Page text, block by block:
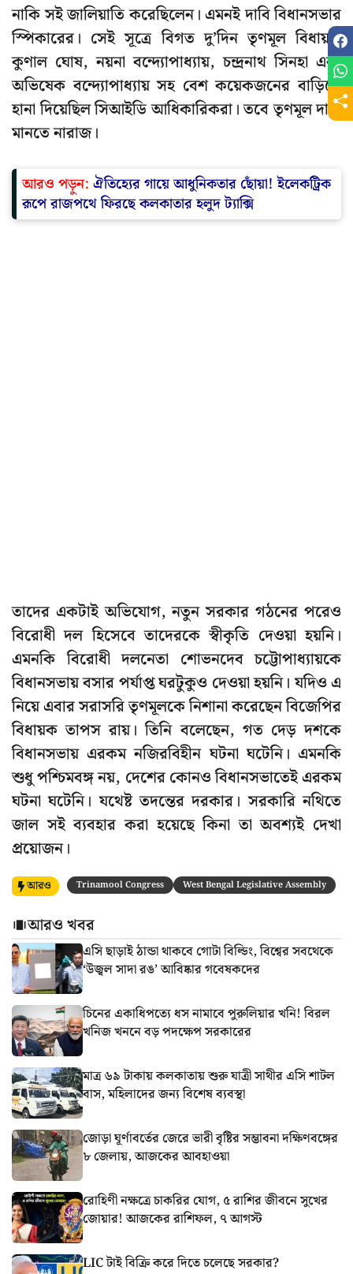
নাকি সই জালিয়াতি করেছিলেন। এমনই দাবি বিধানসভার
স্পিকারের। সেই সূত্রে বিগত দু’দিন তৃণমূল বিধায়ক
কুণাল ঘোষ, নয়না বন্দ্যোপাধ্যায়, চন্দ্রনাথ সিনহা এবং
অভিষেক বন্দ্যোপাধ্যায় সহ বেশ কয়েকজনের বাড়িতে
হানা দিয়েছিল সিআইডি আধিকারিকরা। তবে তৃণমূল দাবি
মানতে নারাজ।
আরও পড়ুন: ঐতিহ্যের গায়ে আধুনিকতার ছোঁয়া! ইলেকট্রিক
রূপে রাজপথে ফিরছে কলকাতার হলুদ ট্যাক্সি
তাদের একটাই অভিযোগ, নতুন সরকার গঠনের পরেও
বিরোধী দল হিসেবে তাদেরকে স্বীকৃতি দেওয়া হয়নি।
এমনকি বিরোধী দলনেতা শোভনদেব চট্টোপাধ্যায়কে
বিধানসভায় বসার পর্যাপ্ত ঘরটুকুও দেওয়া হয়নি। যদিও এ
নিয়ে এবার সরাসরি তৃণমূলকে নিশানা করেছেন বিজেপির
বিধায়ক তাপস রায়। তিনি বলেছেন, গত দেড় দশকে
বিধানসভায় এরকম নজিরবিহীন ঘটনা ঘটেনি। এমনকি
শুধু পশ্চিমবঙ্গ নয়, দেশের কোনও বিধানসভাতেই এরকম
ঘটনা ঘটেনি। যথেষ্ট তদন্তের দরকার। সরকারি নথিতে
জাল সই ব্যবহার করা হয়েছে কিনা তা অবশ্যই দেখা
প্রয়োজন।
আরও Trinamool Congress West Bengal Legislative Assembly
আরও খবর
এসি ছাড়াই ঠান্ডা থাকবে গোটা বিল্ডিং, বিশ্বের সবথেকে
‘উজ্বল সাদা রঙ’ আবিষ্কার গবেষকদের
চিনের একাধিপত্যে ধস নামাবে পুরুলিয়ার খনি! বিরল
খনিজ খননে বড় পদক্ষেপ সরকারের
মাত্র ৬৯ টাকায় কলকাতায় শুরু যাত্রী সাথীর এসি শাটল
বাস, মহিলাদের জন্য বিশেষ ব্যবস্থা
জোড়া ঘূর্ণাবর্তের জেরে ভারী বৃষ্টির সম্ভাবনা দক্ষিণবঙ্গের
৮ জেলায়, আজকের আবহাওয়া
রোহিণী নক্ষত্রে চাকরির যোগ, ৫ রাশির জীবনে সুখের
জোয়ার! আজকের রাশিফল, ৭ আগস্ট
LIC টাই বিক্রি করে দিতে চলেছে সরকার?